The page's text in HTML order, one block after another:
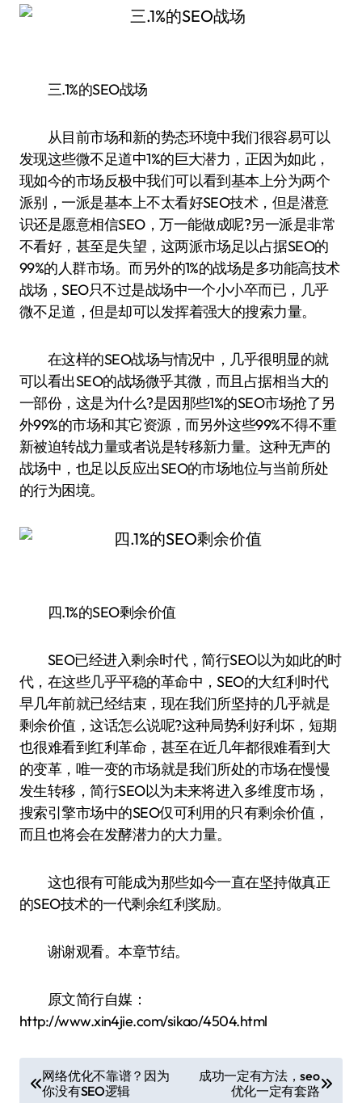
三.1%的SEO战场
从目前市场和新的势态环境中我们很容易可以
发现这些微不足道中1%的巨大潜力，正因为如此，
现如今的市场反极中我们可以看到基本上分为两个
派别，一派是基本上不太看好SEO技术，但是潜意
识还是愿意相信SEO，万一能做成呢?另一派是非常
不看好，甚至是失望，这两派市场足以占据SEO的
99%的人群市场。而另外的1%的战场是多功能高技术
战场，SEO只不过是战场中一个小小卒而已，几乎
微不足道，但是却可以发挥着强大的搜索力量。
在这样的SEO战场与情况中，几乎很明显的就
可以看出SEO的战场微乎其微，而且占据相当大的
一部份，这是为什么?是因那些1%的SEO市场抢了另
外99%的市场和其它资源，而另外这些99%不得不重
新被迫转战力量或者说是转移新力量。这种无声的
战场中，也足以反应出SEO的市场地位与当前所处
的行为困境。
四.1%的SEO剩余价值
SEO已经进入剩余时代，简行SEO以为如此的时
代，在这些几乎平稳的革命中，SEO的大红利时代
早几年前就已经结束，现在我们所坚持的几乎就是
剩余价值，这话怎么说呢?这种局势利好利坏，短期
也很难看到红利革命，甚至在近几年都很难看到大
的变革，唯一变的市场就是我们所处的市场在慢慢
发生转移，简行SEO以为未来将进入多维度市场，
搜索引擎市场中的SEO仅可利用的只有剩余价值，
而且也将会在发酵潜力的大力量。
这也很有可能成为那些如今一直在坚持做真正
的SEO技术的一代剩余红利奖励。
谢谢观看。本章节结。
原文简行自媒：
http://www.xin4jie.com/sikao/4504.html
章
网络优化不靠谱？因为
你没有SEO逻辑
成功一定有方法，seo
优化一定有套路